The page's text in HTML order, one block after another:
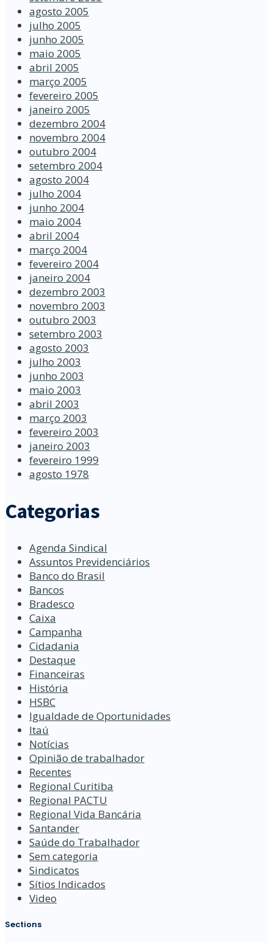
agosto 2005
julho 2005
junho 2005
maio 2005
abril 2005
março 2005
fevereiro 2005
janeiro 2005
dezembro 2004
novembro 2004
outubro 2004
setembro 2004
agosto 2004
julho 2004
junho 2004
maio 2004
abril 2004
março 2004
fevereiro 2004
janeiro 2004
dezembro 2003
novembro 2003
outubro 2003
setembro 2003
agosto 2003
julho 2003
junho 2003
maio 2003
abril 2003
março 2003
fevereiro 2003
janeiro 2003
fevereiro 1999
agosto 1978
Categorias
Agenda Sindical
Assuntos Previdenciários
Banco do Brasil
Bancos
Bradesco
Caixa
Campanha
Cidadania
Destaque
Financeiras
História
HSBC
Igualdade de Oportunidades
Itaú
Notícias
Opinião de trabalhador
Recentes
Regional Curitiba
Regional PACTU
Regional Vida Bancária
Santander
Saúde do Trabalhador
Sem categoria
Sindicatos
Sítios Indicados
Video
Sections